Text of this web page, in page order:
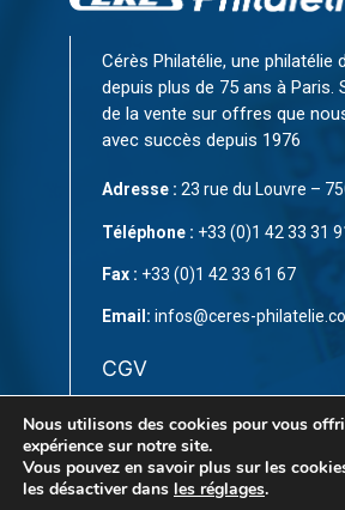
Cérès Philatélie, une philatélie
depuis plus de 75 ans à Paris.
de la vente sur offres que
avec succès depuis 1976
Adresse : 23 rue du Louvre –
Téléphone : +33 (0)1 42 33 31
Fax : +33 (0)1 42 33 61 67
Email: infos@ceres-
CGV
Mentions légales
Contact
Nous utilisons des cookies pour vous
expérience sur notre site.
Vous pouvez en savoir plus sur les
les désactiver dans les réglages.